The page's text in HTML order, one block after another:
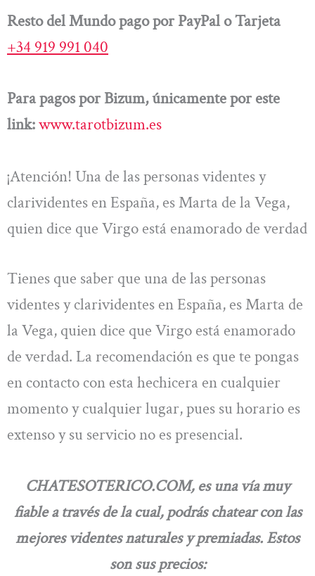
Resto del Mundo pago por PayPal o Tarjeta
+34 919 991 040
Para pagos por Bizum, únicamente por este
link:www.tarotbizum.es
¡Atención! Una de las personas videntes y
clarividentes en España, es Marta de la Vega,
quien dice que Virgo está enamorado de verdad
Tienes que saber que una de las personas
videntes y clarividentes en España, es Marta de
la Vega, quien dice que Virgo está enamorado
de verdad. La recomendación es que te pongas
en contacto con esta hechicera en cualquier
momento y cualquier lugar, pues su horario es
extenso y su servicio no es presencial.
CHATESOTERICO.COM, es una vía muy
fiable a través de la cual, podrás chatear con las
mejores videntes naturales y premiadas. Estos
son sus precios: